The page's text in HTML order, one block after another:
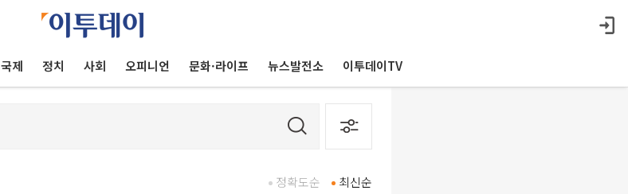
국제 정치 사회 오피니언 문화·라이프 뉴스발전소 이투데이TV
최신순
정확도순